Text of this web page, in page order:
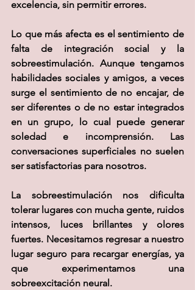
excelencia, sin permitir errores.
Lo que más afecta es el sentimiento de
falta de integración social y la
sobreestimulación. Aunque tengamos
habilidades sociales y amigos, a veces
surge el sentimiento de no encajar, de
ser diferentes o de no estar integrados
en un grupo, lo cual puede generar
soledad e incomprensión. Las
conversaciones superficiales no suelen
ser satisfactorias para nosotros.
La sobreestimulación nos dificulta
tolerar lugares con mucha gente, ruidos
intensos, luces brillantes y olores
fuertes. Necesitamos regresar a nuestro
lugar seguro para recargar energías, ya
que experimentamos una
sobreexcitación neural.